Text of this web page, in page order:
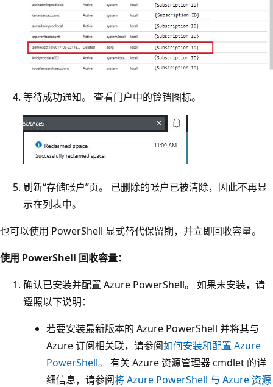
等待成功通知。 查看门户中的铃铛图标。
刷新“存储帐户”页。 已删除的帐户已被清除，因此不再显
示在列表中。
也可以使用 PowerShell 显式替代保留期，并立即回收容量。
使用 PowerShell 回收容量：
确认已安装并配置 Azure PowerShell。 如果未安装，请
遵照以下说明：
若要安装最新版本的 Azure PowerShell 并将其与
Azure 订阅相关联，请参阅如何安装和配置 Azure
PowerShell。 有关 Azure 资源管理器 cmdlet 的详
细信息，请参阅将 Azure PowerShell 与 Azure 资源